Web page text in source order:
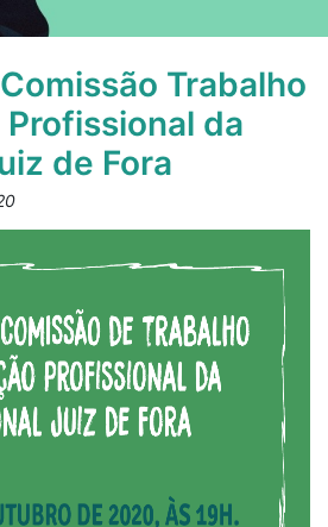
Trabalho
Profissional da
de Fora